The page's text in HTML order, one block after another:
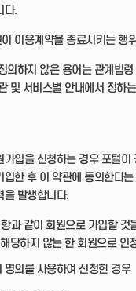
다.
이 이용계약을 종료시키는 행
의하지 않은 용어는 관계법령
및 서비스별 안내에서 정하
가입을 신청하는 경우 포털이
입한 후 이 약관에 동의한다
을 발생합니다.
과 같이 회원으로 가입할 것
당하지 않는 한 회원으로 인
명의를 사용하여 신청한 경우